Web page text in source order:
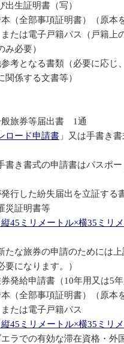
出生証明書（写）
本（全部事項証明書）（原本
は電子戸籍パス（戸籍上
み必要）
参考となる書類（必要に応じ
関係する文書等）
般旅券等届出書 1通
ロード申請書 」又は手書き
き書式の申請書はパスポー
発行した紛失届出を立証する
災証明書等
45ミリメートル×横35ミリメ
たな旅券の申請のためには
要になります。）
券発給申請書（10年用又は5
本（全部事項証明書）（原本
は電子戸籍パス
45ミリメートル×横35ミリメ
エラでの有効な滞在資格・外